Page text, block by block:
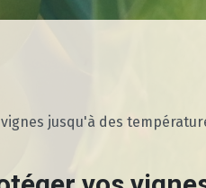
jusqu'à des